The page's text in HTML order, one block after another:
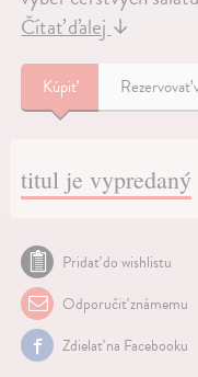
Čítať ďalej↓
Kúpiť Rezervovať
titul je vypredaný
Pridať do wishlistu
Odporučiť známemu
Zdielať na Facebooku